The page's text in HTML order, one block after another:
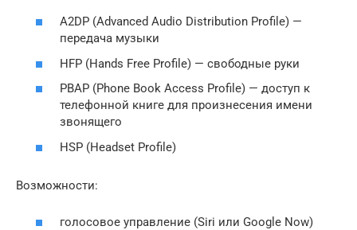
A2DP (Advanced Audio Distribution Profile) —
передача музыки
HFP (Hands Free Profile) — свободные руки
PBAP (Phone Book Access Profile) — доступ к
телефонной книге для произнесения имени
звонящего
HSP (Headset Profile)
Возможности:
голосовое управление (Siri или Google Now)